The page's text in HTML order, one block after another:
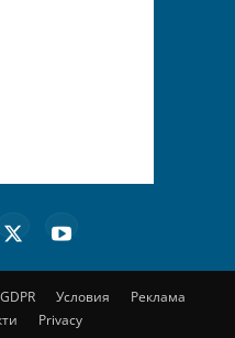
GDPR Условия
Реклама
Privacy